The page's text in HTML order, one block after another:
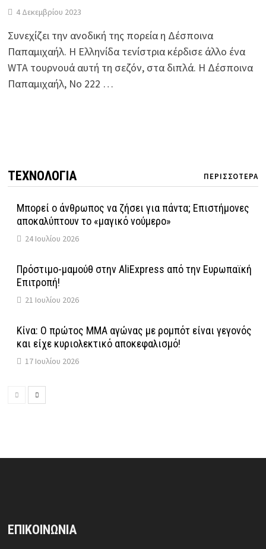
4 Δεκεμβρίου 2023
Συνεχίζει την ανοδική της πορεία η Δέσποινα
Παπαμιχαήλ. Η Ελληνίδα τενίστρια κέρδισε άλλο ένα
WTA τουρνουά αυτή τη σεζόν, στα διπλά. Η Δέσποινα
Παπαμιχαήλ, Νο 222 …
ΤΕΧΝΟΛΟΓΙΑ ΠΕΡΙΣΣΟΤΕΡΑ
Μπορεί ο άνθρωπος να ζήσει για πάντα; Επιστήμονες
αποκαλύπτουν το «μαγικό νούμερο»
24 Ιουλίου 2026
Πρόστιμο-μαμούθ στην AliExpress από την Ευρωπαϊκή
Επιτροπή!
21 Ιουλίου 2026
Κίνα: Ο πρώτος MMA αγώνας με ρομπότ είναι γεγονός
και είχε κυριολεκτικό αποκεφαλισμό!
17 Ιουλίου 2026
ΕΠΙΚΟΙΝΩΝΙΑ